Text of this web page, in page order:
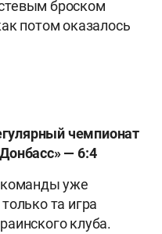
броском
потом оказалось
чемпионат
Донбасс»— 6:4
команды уже
та игра
клуба.